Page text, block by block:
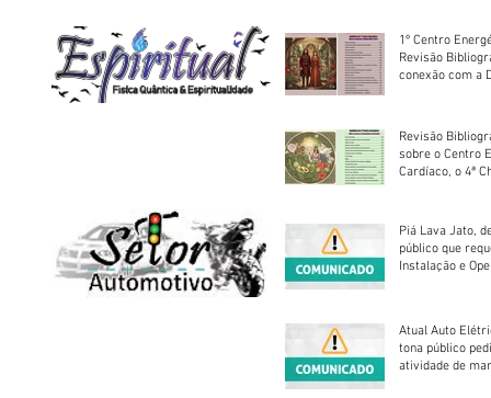
1º Centro
Revisão
conexão com a
Revisão
sobre o Centro
Cardíaco, o 4ª
Piá Lava Jato,
público que
Instalação e
Atual Auto
tona público
atividade de